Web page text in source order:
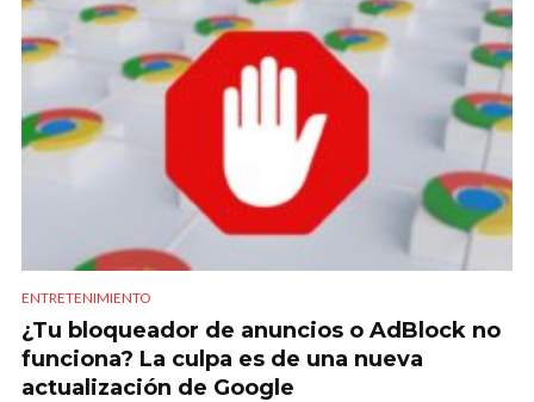
ENTRETENIMIENTO
¿Tu bloqueador de anuncios o AdBlock no
funciona? La culpa es de una nueva
actualización de Google